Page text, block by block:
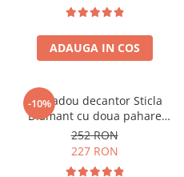
ADAUGA IN COS
-10%
Set cadou decantor Sticla
Diamant cu doua pahare
Deluxe
252 RON
227 RON